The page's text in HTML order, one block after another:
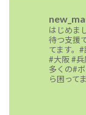
はじめま
待つ支援
てます。
#大阪 #兵
多くの#
ら困って